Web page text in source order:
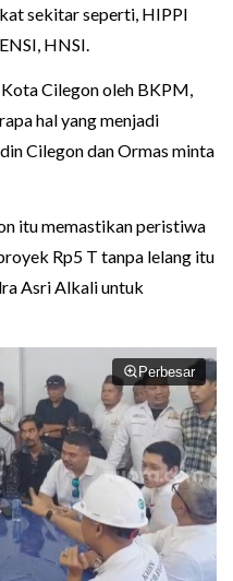
sekitar seperti, HIPPI
HNSI.
Cilegon oleh BKPM,
hal yang menjadi
Cilegon dan Ormas minta
itu memastikan peristiwa
Rp5 T tanpa lelang itu
Asri Alkali untuk
Perbesar